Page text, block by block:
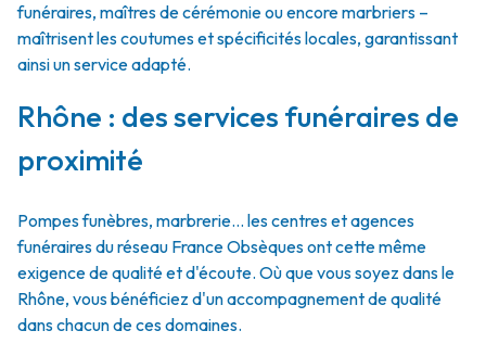
funéraires, maîtres de cérémonie ou encore marbriers –
maîtrisent les coutumes et spécificités locales, garantissant
ainsi un service adapté.
Rhône : des services funéraires de
proximité
Pompes funèbres, marbrerie… les centres et agences
funéraires du réseau France Obsèques ont cette même
exigence de qualité et d'écoute. Où que vous soyez dans le
Rhône, vous bénéficiez d'un accompagnement de qualité
dans chacun de ces domaines.